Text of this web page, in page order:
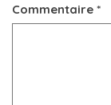
Commentaire *